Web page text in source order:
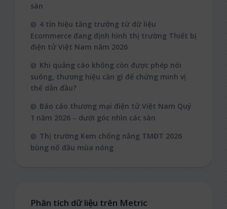
sàn
4 tín hiệu tăng trưởng từ dữ liệu
Ecommerce đang định hình thị trường Thiết bị
điện tử Việt Nam năm 2026
Khi quảng cáo không còn được phép nói
suông, thương hiệu cần gì để chứng minh vị
thế dẫn đầu?
Báo cáo thương mại điện tử Việt Nam Quý
1 năm 2026 – dưới góc nhìn các sàn
Thị trường Kem chống nắng TMĐT 2026
bùng nổ đầu mùa nóng
Phân tích dữ liệu trên Metric